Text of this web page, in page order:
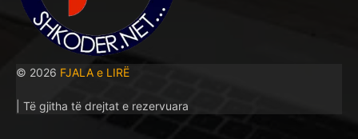
© 2026 FJALA e LIRË
| Të gjitha të drejtat e rezervuara